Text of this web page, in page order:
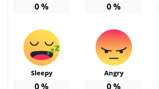
0% 0%
Sleepy
0%
Angry
0%